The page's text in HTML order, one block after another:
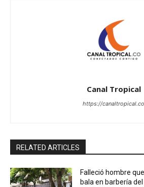
Canal Tropical
https://canaltropical.co
RELATED ARTICLES
Falleció hombre
bala en barbería